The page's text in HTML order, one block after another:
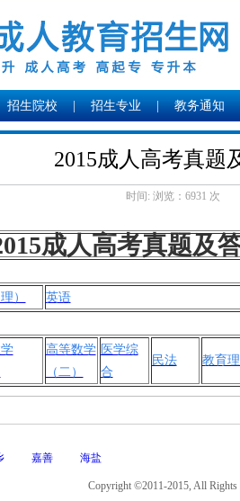
招生院校 招生专业 教务通知
2015成人高考真题
时间: 浏览： 6931 次
成人高考真题及
）
英语
高等数学
（二）
医学综
合
民法 教育
嘉善 海盐
Copyright ©2011-2015, All